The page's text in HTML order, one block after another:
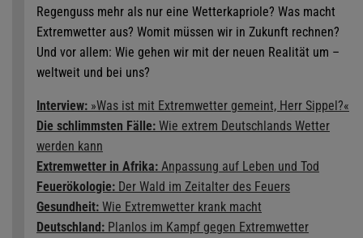
Regenguss mehr als nur eine Wetterkapriole? Was macht
Extremwetter aus? Womit müssen wir in Zukunft rechnen?
Und vor allem: Wie gehen wir mit der neuen Realität um –
weltweit und bei uns?
Interview: »Was ist mit Extremwetter gemeint, Herr Sippel?«
Die schlimmsten Fälle: Wie extrem Deutschlands Wetter
werden kann
Extremwetter in Afrika: Anpassung auf Leben und Tod
Feuerökologie: Der Wald im Zeitalter des Feuers
Gesundheit: Wie Extremwetter krank macht
Deutschland: Planlos im Kampf gegen Extremwetter